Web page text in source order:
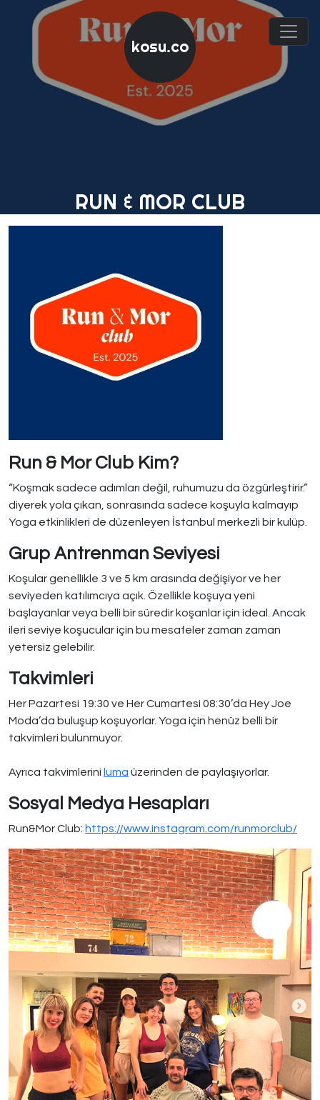
kosu.co
RUN & MOR CLUB
Run & Mor Club Kim?
“Koşmak sadece adımları değil, ruhumuzu da özgürleştirir.”
diyerek yola çıkan, sonrasında sadece koşuyla kalmayıp
Yoga etkinlikleri de düzenleyen İstanbul merkezli bir kulüp.
Grup Antrenman Seviyesi
Koşular genellikle 3 ve 5 km arasında değişiyor ve her
seviyeden katılımcıya açık. Özellikle koşuya yeni
başlayanlar veya belli bir süredir koşanlar için ideal. Ancak
ileri seviye koşucular için bu mesafeler zaman zaman
yetersiz gelebilir.
Takvimleri
Her Pazartesi 19:30 ve Her Cumartesi 08:30’da Hey Joe
Moda’da buluşup koşuyorlar. Yoga için henüz belli bir
takvimleri bulunmuyor.
Ayrıca takvimlerini luma üzerinden de paylaşıyorlar.
Sosyal Medya Hesapları
Run&Mor Club: https://www.instagram.com/runmorclub/